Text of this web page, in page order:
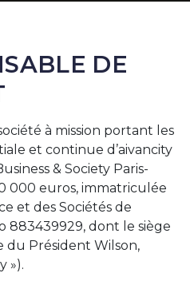
DE
à mission portant les
et continue d’aivancity
& Society Paris-
000 euros, immatriculée
et des Sociétés de
883439929, dont le siège
du Président Wilson,
»).